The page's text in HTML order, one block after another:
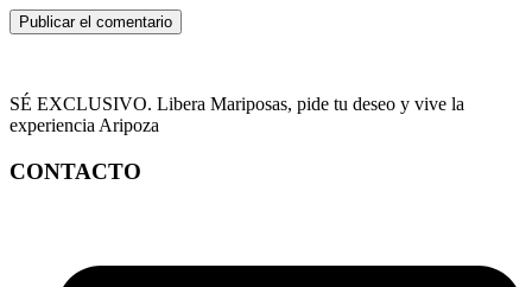
SÉ EXCLUSIVO. Libera Mariposas, pide tu deseo y vive la
experiencia Aripoza
CONTACTO